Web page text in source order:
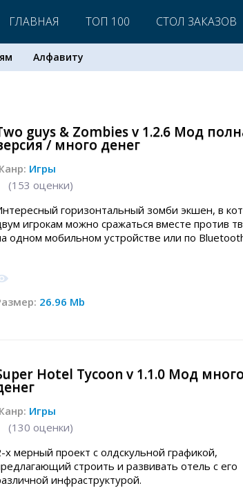
ГЛАВНАЯ ТОП 100 СТОЛ ЗАКАЗОВ
Алфавиту
guys & Zombies v 1.2.6 Мод
/ много денег
Игры
(153 оценки)
горизонтальный зомби экшен, в
игрокам можно сражаться вместе против
одном мобильном устройстве или по
26.96 Mb
Hotel Tycoon v 1.1.0 Мод много
Игры
(130 оценки)
х мерный проект с олдскульной графикой,
строить и развивать отель с его
инфраструктурой.